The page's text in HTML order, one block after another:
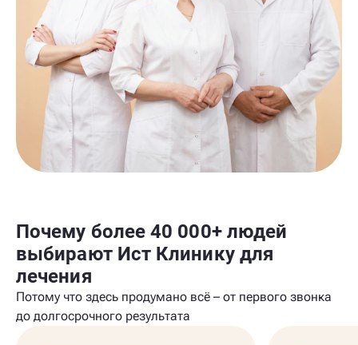
Почему более 40 000+ людей
выбирают Ист Клинику для
лечения
Потому что здесь продумано всё – от первого звонка
до долгосрочного результата